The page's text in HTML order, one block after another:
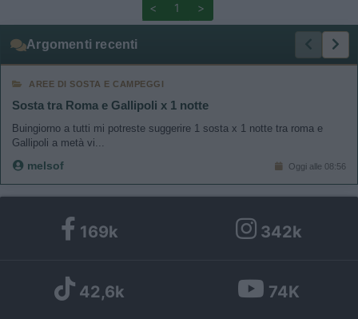
< 1 >
Argomenti recenti
AREE DI SOSTA E CAMPEGGI
Sosta tra Roma e Gallipoli x 1 notte
Buingiorno a tutti mi potreste suggerire 1 sosta x 1 notte tra roma e
Gallipoli a metà vi...
melsof Oggi alle 08:56
169k 342k
42,6k 74K